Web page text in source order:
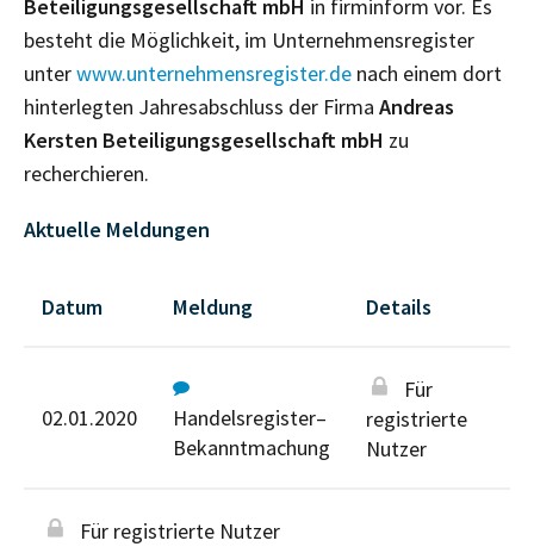
Beteiligungsgesellschaft mbH in firminform vor. Es
besteht die Möglichkeit, im Unternehmensregister
unterwww.unternehmensregister.de nach einem dort
hinterlegten Jahresabschluss der Firma Andreas
Kersten Beteiligungsgesellschaft mbH zu
recherchieren.
Aktuelle Meldungen
Datum Meldung Details
02.01.2020
Handelsregister–
Bekanntmachung
Für
registrierte
Nutzer
Für registrierte Nutzer